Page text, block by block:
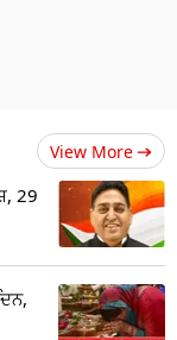
View More
29